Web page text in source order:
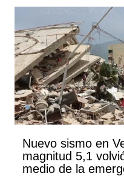
Nuevo sismo en
magnitud 5,1
medio de la